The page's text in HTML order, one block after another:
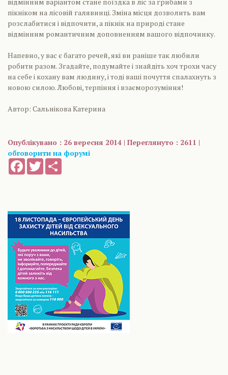
пікніком на лісовій галявинці. Зміна місця дозволить вам
розслабитися і відпочити, а пікнік на природі стане
відмінним романтичним доповненням вашого відпочинку.
Напевно, у вас є багато речей, які ви раніше так любили
робити разом. Згадайте, подумайте і знайдіть хоч трохи часу
на себе і кохану вам людину, і тоді ваші почуття спалахнуть з
новою силою. Любові, терпіння і взаєморозуміння!
Автор: Сальнікова Катерина
Опублікувано : 26 вересня 2014 | Переглянуто : 2611 |
обговорити на форумі
FacebookTwitter